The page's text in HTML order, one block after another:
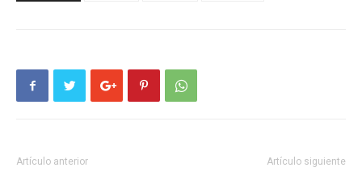
Artículo anterior Artículo siguiente